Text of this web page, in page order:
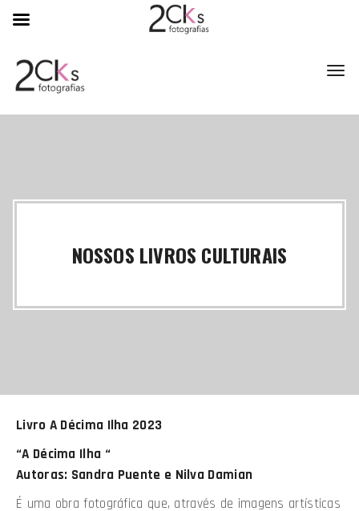
NOSSOS LIVROS CULTURAIS
Livro A Décima Ilha 2023
“A Décima Ilha “
Autoras: Sandra Puente e Nilva Damian
É uma obra fotográfica que, através de imagens artísticas